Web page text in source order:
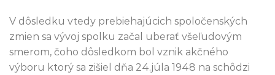
V dôsledku vtedy prebiehajúcich spoločenských
zmien sa vývoj spolku začal uberať všeľudovým
smerom, čoho dôsledkom bol vznik akčného
výboru ktorý sa zišiel dňa 24.júla 1948 na schôdzi